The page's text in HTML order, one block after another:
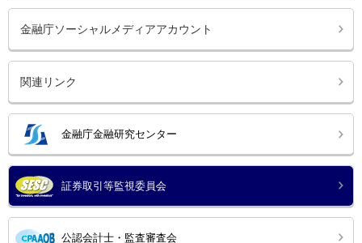
金融庁ソーシャルメディアアカウント
関連リンク
金融庁金融研究センター
証券取引等監視委員会
公認会計士・監査審査会